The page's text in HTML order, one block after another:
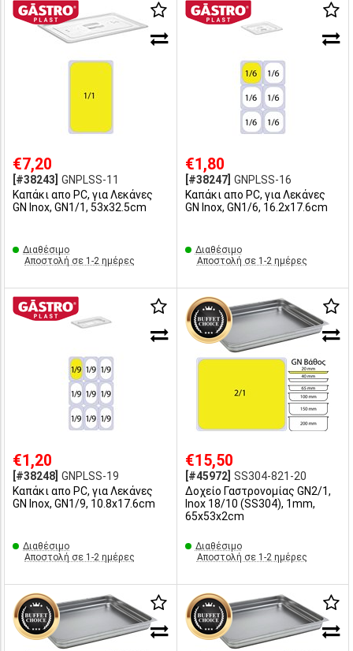
€7,20
[#38243] GNPLSS-11
Καπάκι απο PC, για Λεκάνες
GN Inox, GN1/1, 53x32.5cm
Διαθέσιμο
Αποστολή σε 1-2 ημέρες
€1,80
[#38247] GNPLSS-16
Καπάκι απο PC, για Λεκάνες
GN Inox, GN1/6, 16.2x17.6cm
Διαθέσιμο
Αποστολή σε 1-2 ημέρες
€1,20
[#38248] GNPLSS-19
Καπάκι απο PC, για Λεκάνες
GN Inox, GN1/9, 10.8x17.6cm
Διαθέσιμο
Αποστολή σε 1-2 ημέρες
€15,50
[#45972] SS304-821-20
Δοχείο Γαστρονομίας GN2/1,
Inox 18/10 (SS304), 1mm,
65x53x2cm
Διαθέσιμο
Αποστολή σε 1-2 ημέρες